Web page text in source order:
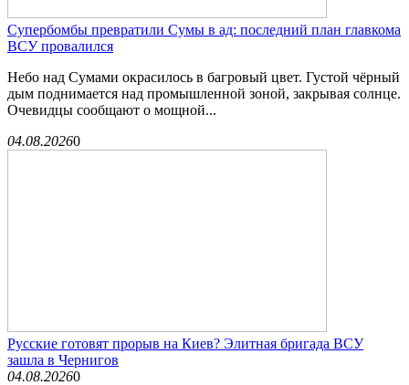
Супербомбы превратили Сумы в ад: последний план главкома
ВСУ провалился
Небо над Сумами окрасилось в багровый цвет. Густой чёрный
дым поднимается над промышленной зоной, закрывая солнце.
Очевидцы сообщают о мощной...
04.08.20260
Русские готовят прорыв на Киев? Элитная бригада ВСУ
зашла в Чернигов
04.08.20260